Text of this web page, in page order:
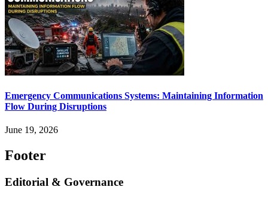
Emergency Communications Systems: Maintaining Information
Flow During Disruptions
June 19, 2026
Footer
Editorial & Governance